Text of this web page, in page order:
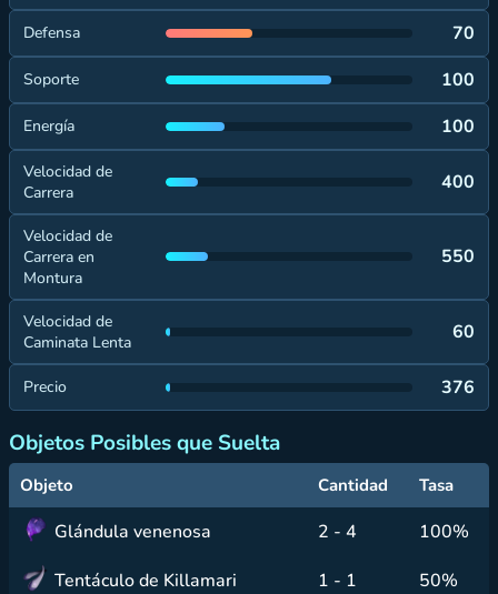
Defensa 70
Soporte 100
Energía 100
Velocidad de
Carrera
400
Velocidad de
Carrera en
Montura
550
Velocidad de
Caminata Lenta
60
Precio 376
Objetos Posibles que Suelta
Objeto Cantidad Tasa
Glándula venenosa 2 - 4
100%
Tentáculo de Killamari
1 - 1
50%